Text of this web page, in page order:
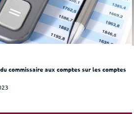
commissaire aux comptes sur les comptes